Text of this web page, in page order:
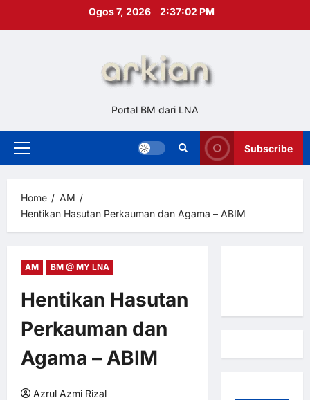
Ogos 7, 2026 2:37:03 PM
Portal BM dari LNA
Primary
Subscribe
Home
AM
Hentikan Hasutan Perkauman dan Agama – ABIM
AM BM @ MY LNA
Hentikan Hasutan
Perkauman dan
Agama – ABIM
Azrul Azmi Rizal